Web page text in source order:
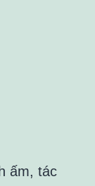
ấm, tác